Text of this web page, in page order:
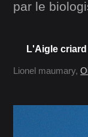
par le
L'Aigle
Lionel maumary,